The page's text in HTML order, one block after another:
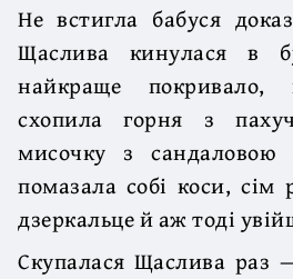
Не встигла бабуся
Щаслива кинулася в
найкраще покривало,
схопила горня з
мисочку з сандаловою
помазала собі коси, сім
дзеркальце й аж тоді
Скупалася Щаслива раз